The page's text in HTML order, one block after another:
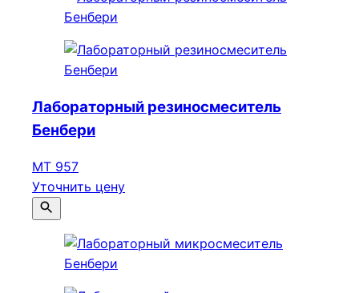
Лабораторный резиносмеситель
Бенбери
МТ 957
Уточнить цену